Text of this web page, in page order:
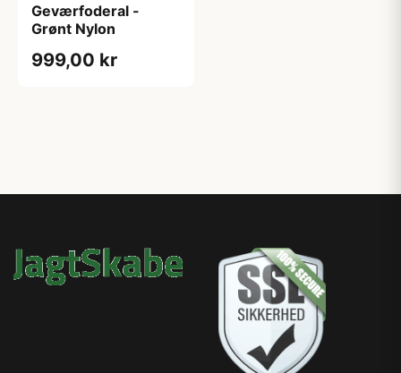
Geværfoderal -
Grønt Nylon
999,00 kr